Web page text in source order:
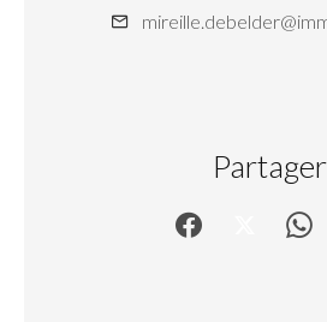
Partager